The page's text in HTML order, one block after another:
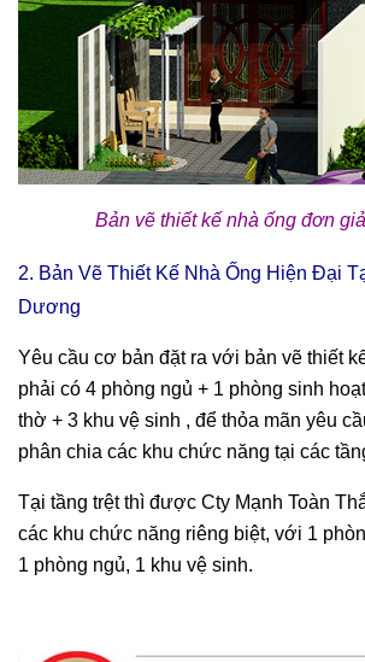
Bản vẽ thiết kế nhà ống đơn
2. Bản Vẽ Thiết Kế Nhà Ống Hiện Đại
Dương
Yêu cầu cơ bản đặt ra với bản vẽ thiết
phải có 4 phòng ngủ + 1 phòng sinh
thờ + 3 khu vệ sinh , để thỏa mãn yêu
phân chia các khu chức năng tại các
Tại tầng trệt thì được Cty Mạnh Toàn
các khu chức năng riêng biệt, với 1
1 phòng ngủ, 1 khu vệ sinh.